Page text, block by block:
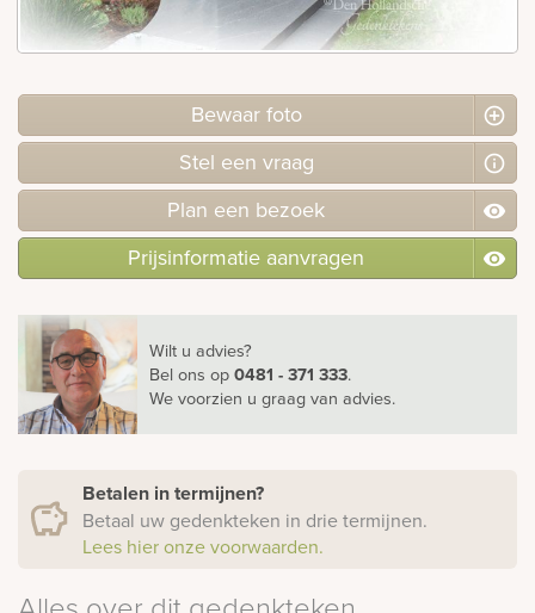
Bewaar foto
Stel een vraag
Plan een bezoek
Prijsinformatie aanvragen
Wilt u advies?
Bel ons op0481 - 371 333.
We voorzien u graag van advies.
Betalen in termijnen?
Betaal uw gedenkteken in drie termijnen.
Lees hier onze voorwaarden.